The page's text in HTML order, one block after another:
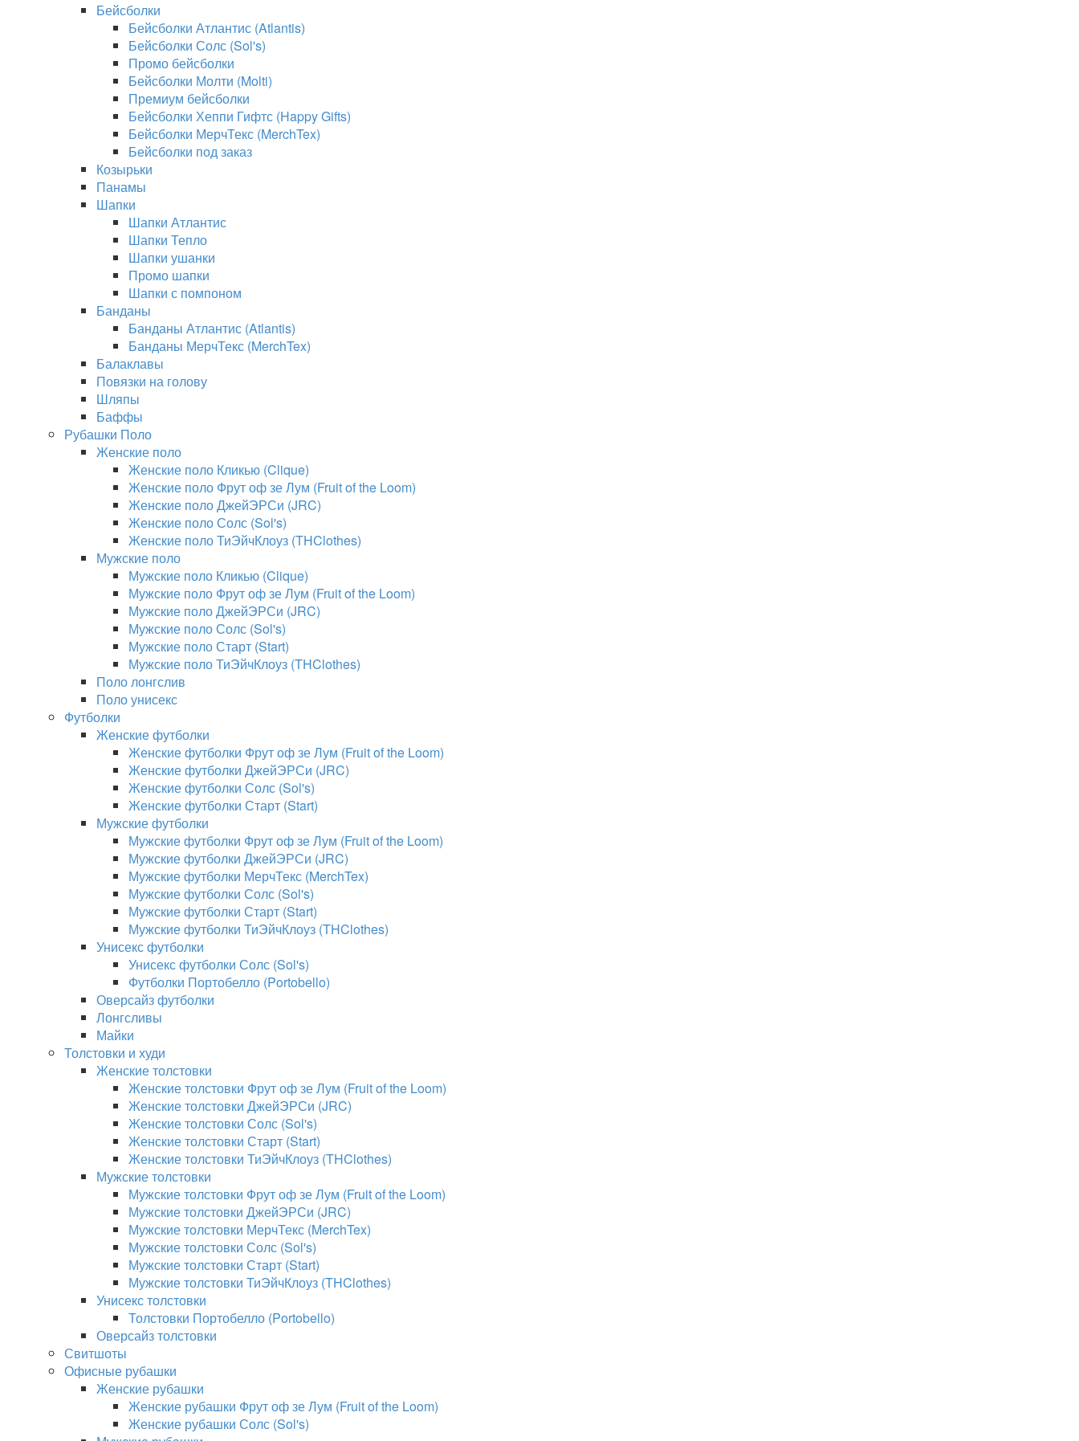
Бейсболки
Бейсболки Атлантис (Atlantis)
Бейсболки Солс (Sol's)
Промо бейсболки
Бейсболки Молти (Molti)
Премиум бейсболки
Бейсболки Хеппи Гифтс (Happy Gifts)
Бейсболки МерчТекс (MerchTex)
Бейсболки под заказ
Козырьки
Панамы
Шапки
Шапки Атлантис
Шапки Тепло
Шапки ушанки
Промо шапки
Шапки с помпоном
Банданы
Банданы Атлантис (Atlantis)
Банданы МерчТекс (MerchTex)
Балаклавы
Повязки на голову
Шляпы
Баффы
Рубашки Поло
Женские поло
Женские поло Кликью (Clique)
Женские поло Фрут оф зе Лум (Fruit of the Loom)
Женские поло ДжейЭРСи (JRC)
Женские поло Солс (Sol's)
Женские поло ТиЭйчКлоуз (THClothes)
Мужские поло
Мужские поло Кликью (Clique)
Мужские поло Фрут оф зе Лум (Fruit of the Loom)
Мужские поло ДжейЭРСи (JRC)
Мужские поло Солс (Sol's)
Мужские поло Старт (Start)
Мужские поло ТиЭйчКлоуз (THClothes)
Поло лонгслив
Поло унисекс
Футболки
Женские футболки
Женские футболки Фрут оф зе Лум (Fruit of the Loom)
Женские футболки ДжейЭРСи (JRC)
Женские футболки Солс (Sol's)
Женские футболки Старт (Start)
Мужские футболки
Мужские футболки Фрут оф зе Лум (Fruit of the Loom)
Мужские футболки ДжейЭРСи (JRC)
Мужские футболки МерчТекс (MerchTex)
Мужские футболки Солс (Sol's)
Мужские футболки Старт (Start)
Мужские футболки ТиЭйчКлоуз (THClothes)
Унисекс футболки
Унисекс футболки Солс (Sol's)
Футболки Портобелло (Portobello)
Оверсайз футболки
Лонгсливы
Майки
Толстовки и худи
Женские толстовки
Женские толстовки Фрут оф зе Лум (Fruit of the Loom)
Женские толстовки ДжейЭРСи (JRC)
Женские толстовки Солс (Sol's)
Женские толстовки Старт (Start)
Женские толстовки ТиЭйчКлоуз (THClothes)
Мужские толстовки
Мужские толстовки Фрут оф зе Лум (Fruit of the Loom)
Мужские толстовки ДжейЭРСи (JRC)
Мужские толстовки МерчТекс (MerchTex)
Мужские толстовки Солс (Sol's)
Мужские толстовки Старт (Start)
Мужские толстовки ТиЭйчКлоуз (THClothes)
Унисекс толстовки
Толстовки Портобелло (Portobello)
Оверсайз толстовки
Свитшоты
Офисные рубашки
Женские рубашки
Женские рубашки Фрут оф зе Лум (Fruit of the Loom)
Женские рубашки Солс (Sol's)